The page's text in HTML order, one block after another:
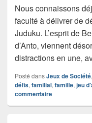
Nous connaissons
faculté à délivrer de
Juduku. L’esprit de
d’Anto, viennent
distractions en une,
Posté dansJeux de Société,
défis, familial, famille, jeu
commentaire